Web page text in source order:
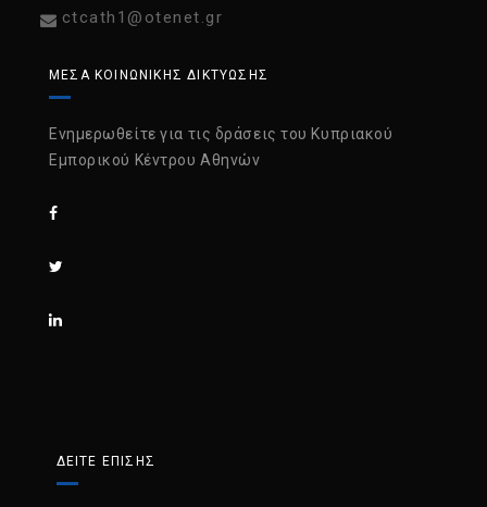
ctcath1@otenet.gr
ΜΈΣΑ ΚΟΙΝΩΝΙΚΉΣ ΔΙΚΤΎΩΣΗΣ
Ενημερωθείτε για τις δράσεις του Κυπριακού
Εμπορικού Κέντρου Αθηνών
ΔΕΙΤΕ ΕΠΙΣΗΣ